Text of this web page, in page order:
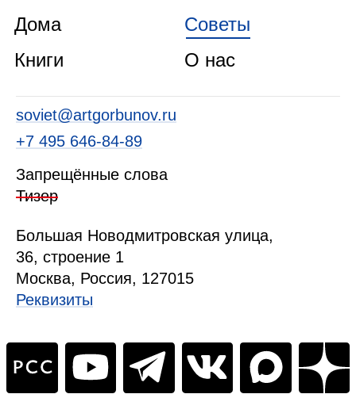
Дома
Книги
Советы
О нас
soviet@artgorbunov.ru
+7 495 646‑84‑89
Запрещённые слова
Тизер
Большая Новодмитровская улица,
36, строение 1
Москва, Россия, 127015
Реквизиты